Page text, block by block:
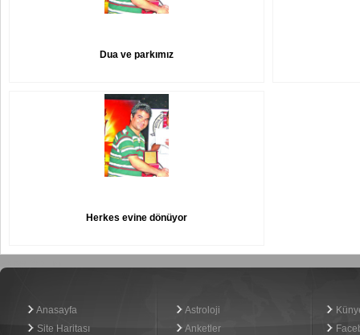
Dua ve parkımız
Herkes evine dönüyor
Anasayfa
Site Haritası
Astroloji
Anketler